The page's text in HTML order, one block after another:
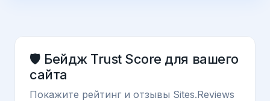
🛡️ Бейдж Trust Score для вашего
сайта
Покажите рейтинг и отзывы Sites.Reviews